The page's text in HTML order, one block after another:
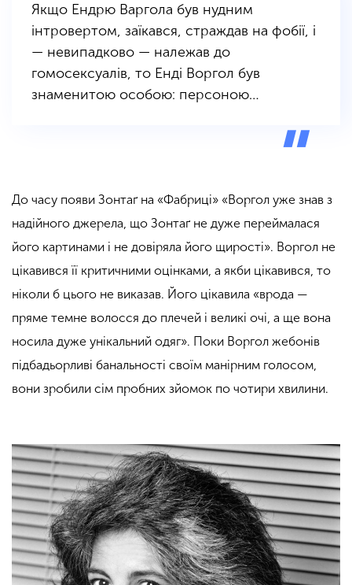
Якщо Ендрю Варгола був нудним
інтровертом, заїкався, страждав на фобії, і
— невипадково — належав до
гомосексуалів, то Енді Воргол був
знаменитою особою: персоною…
До часу появи Зонтаґ на «Фабриці» «Воргол уже знав з
надійного джерела, що Зонтаґ не дуже переймалася
його картинами і не довіряла його щирості». Воргол не
цікавився її критичними оцінками, а якби цікавився, то
ніколи б цього не виказав. Його цікавила «врода —
пряме темне волосся до плечей і великі очі, а ще вона
носила дуже унікальний одяг». Поки Воргол жебонів
підбадьорливі банальності своїм манірним голосом,
вони зробили сім пробних зйомок по чотири хвилини.